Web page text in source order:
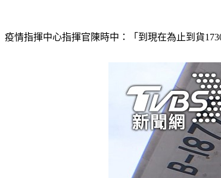
疫情指揮中心指揮官陳時中：「到現在為止到貨